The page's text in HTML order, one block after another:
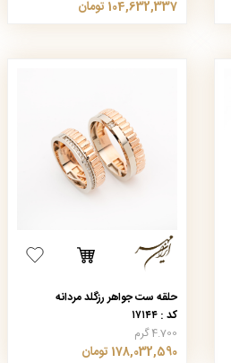
104,632,337 تومان
حلقه ست جواهر رزگلد مردانه
کد : ۱۷۱۴۴
4.700 گرم
178,032,590 تومان